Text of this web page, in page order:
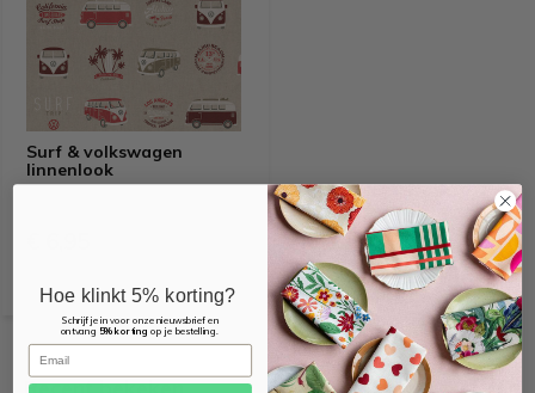
Surf & volkswagen
linnenlook
Hoe klinkt 5% korting?
Schrijf je in voor onze nieuwsbrief en
ontvang 5% kortingop je bestelling.
Email